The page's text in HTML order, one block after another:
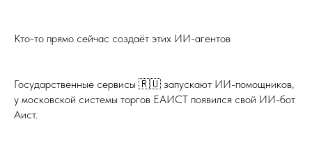
Кто-то прямо сейчас создаёт этих ИИ-агентов
Государственные сервисы 🇷🇺 запускают ИИ-помощников,
у московской системы торгов ЕАИСТ появился свой ИИ-бот
Аист.